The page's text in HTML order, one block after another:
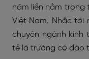
năm liền nằm
Việt Nam. Nhắc tới
chuyên ngành kinh
tế là trường có đào